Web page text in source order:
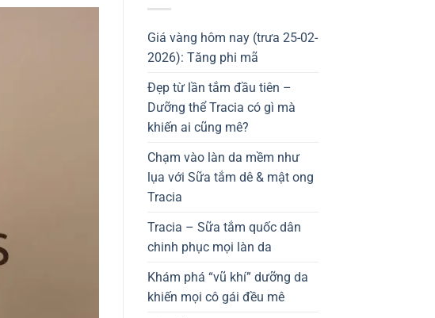
Giá vàng hôm nay (trưa 25-02-
2026): Tăng phi mã
Đẹp từ lần tắm đầu tiên –
Dưỡng thể Tracia có gì mà
khiến ai cũng mê?
Chạm vào làn da mềm như
lụa với Sữa tắm dê & mật ong
Tracia
Tracia – Sữa tắm quốc dân
chinh phục mọi làn da
Khám phá “vũ khí” dưỡng da
khiến mọi cô gái đều mê